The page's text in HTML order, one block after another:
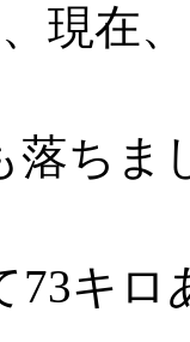
現在
落ちま
73キ